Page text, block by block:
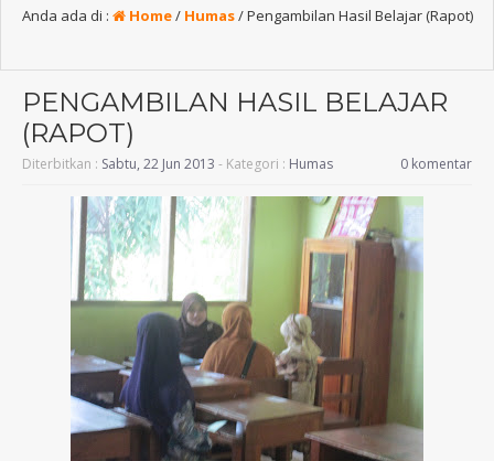
Anda ada di : Home/ Humas/Pengambilan Hasil Belajar (Rapot)
PENGAMBILAN HASIL BELAJAR
(RAPOT)
Diterbitkan : Sabtu, 22 Jun 2013 - Kategori : Humas 0 komentar